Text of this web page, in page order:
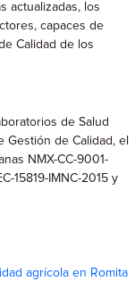
actualizadas, los
capaces de
Calidad de los
de Salud
Gestión de Calidad, el
NMX-CC-9001-
15819-IMNC-2015 y
agrícola en Romita